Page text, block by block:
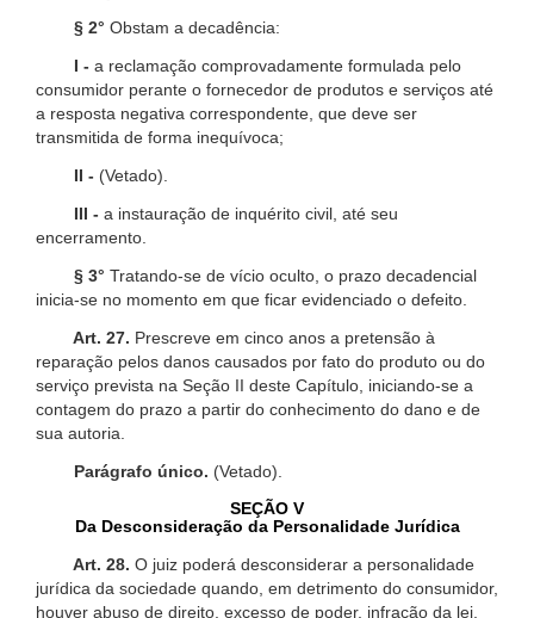
§ 2° Obstam a decadência:
I - a reclamação comprovadamente formulada pelo
consumidor perante o fornecedor de produtos e serviços até
a resposta negativa correspondente, que deve ser
transmitida de forma inequívoca;
II - (Vetado).
III - a instauração de inquérito civil, até seu
encerramento.
§ 3° Tratando-se de vício oculto, o prazo decadencial
inicia-se no momento em que ficar evidenciado o defeito.
Art. 27. Prescreve em cinco anos a pretensão à
reparação pelos danos causados por fato do produto ou do
serviço prevista na Seção II deste Capítulo, iniciando-se a
contagem do prazo a partir do conhecimento do dano e de
sua autoria.
Parágrafo único. (Vetado).
SEÇÃO V
Da Desconsideração da Personalidade Jurídica
Art. 28. O juiz poderá desconsiderar a personalidade
jurídica da sociedade quando, em detrimento do consumidor,
houver abuso de direito, excesso de poder, infração da lei,